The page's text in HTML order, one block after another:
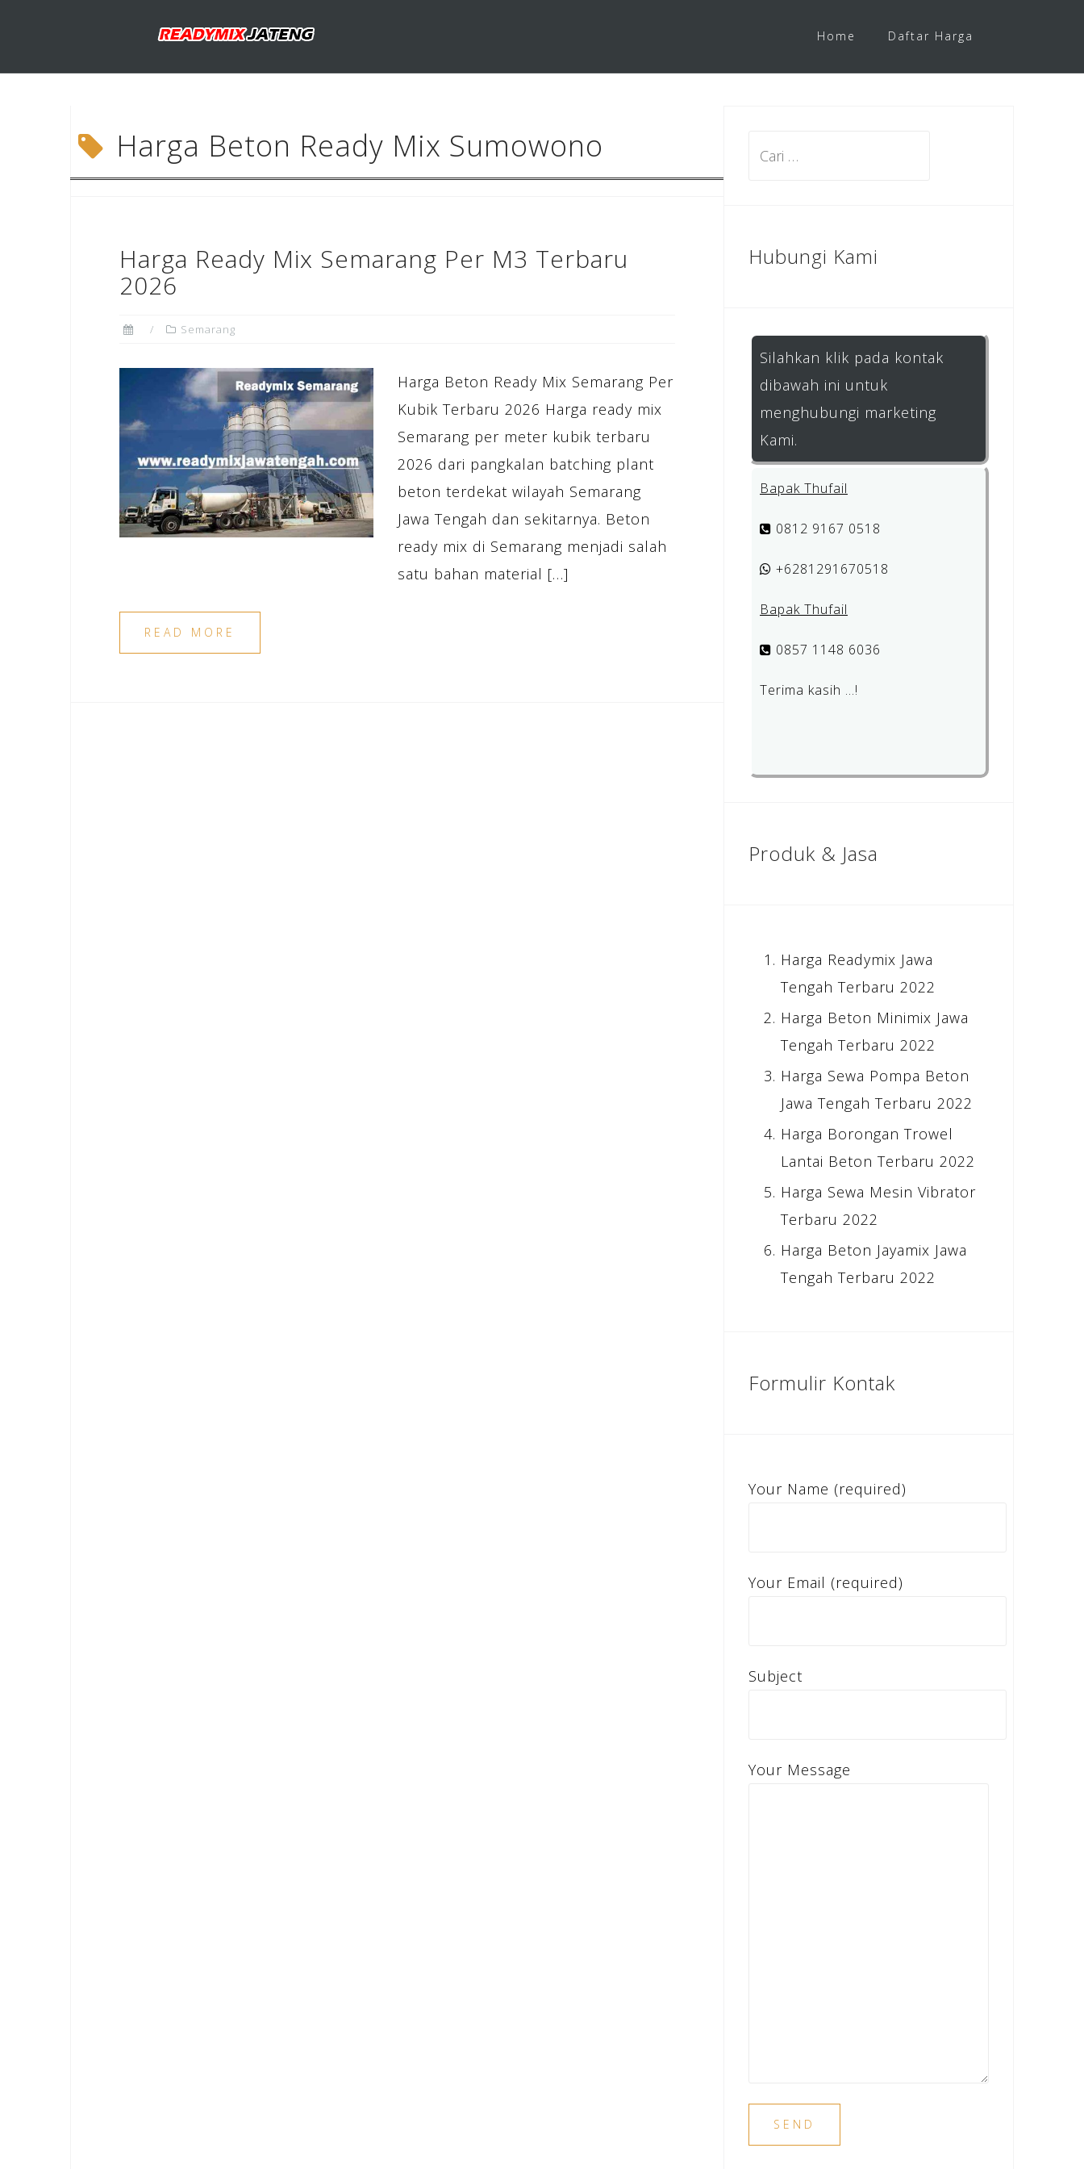
Home Daftar Harga
Harga Beton Ready Mix Sumowono
Harga Ready Mix Semarang Per M3 Terbaru
2026
Semarang
Harga Beton Ready Mix Semarang Per
Kubik Terbaru 2026 Harga ready mix
Semarang per meter kubik terbaru
2026 dari pangkalan batching plant
beton terdekat wilayah Semarang
Jawa Tengah dan sekitarnya. Beton
ready mix di Semarang menjadi salah
satu bahan material […]
READ MORE
Hubungi Kami
Silahkan klik pada kontak
dibawah ini untuk
menghubungi marketing
Kami.
Bapak Thufail
0812 9167 0518
+6281291670518
Bapak Thufail
0857 1148 6036
Terima kasih …!
Produk & Jasa
Harga Readymix Jawa
Tengah Terbaru 2022
Harga Beton Minimix Jawa
Tengah Terbaru 2022
Harga Sewa Pompa Beton
Jawa Tengah Terbaru 2022
Harga Borongan Trowel
Lantai Beton Terbaru 2022
Harga Sewa Mesin Vibrator
Terbaru 2022
Harga Beton Jayamix Jawa
Tengah Terbaru 2022
Formulir Kontak
Your Name (required)
Your Email (required)
Subject
Your Message